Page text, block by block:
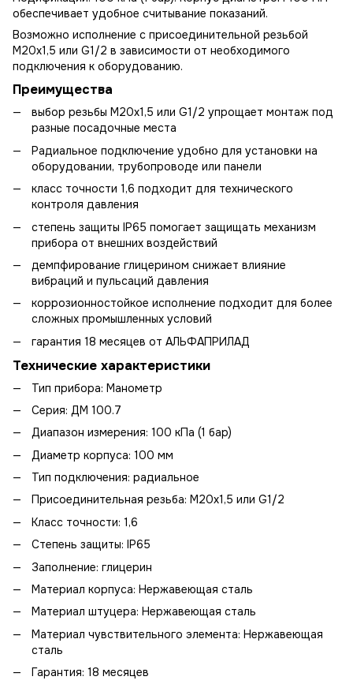
обеспечивает удобное считывание показаний.
Возможно исполнение с присоединительной резьбой
М20х1,5 или G1/2 в зависимости от необходимого
подключения к оборудованию.
Преимущества
выбор резьбы М20х1,5 или G1/2 упрощает монтаж под
разные посадочные места
Радиальное подключение удобно для установки на
оборудовании, трубопроводе или панели
класс точности 1,6 подходит для технического
контроля давления
степень защиты IP65 помогает защищать механизм
прибора от внешних воздействий
демпфирование глицерином снижает влияние
вибраций и пульсаций давления
коррозионностойкое исполнение подходит для более
сложных промышленных условий
гарантия 18 месяцев от АЛЬФАПРИЛАД
Технические характеристики
Тип прибора: Манометр
Серия: ДМ 100.7
Диапазон измерения: 100 кПа (1 бар)
Диаметр корпуса: 100 мм
Тип подключения: радиальное
Присоединительная резьба: М20х1,5 или G1/2
Класс точности: 1,6
Степень защиты: IP65
Заполнение: глицерин
Материал корпуса: Нержавеющая сталь
Материал штуцера: Нержавеющая сталь
Материал чувствительного элемента: Нержавеющая
сталь
Гарантия: 18 месяцев